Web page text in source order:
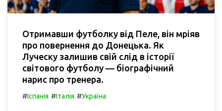
Отримавши футболку від Пеле, він мріяв
про повернення до Донецька. Як
Луческу залишив свій слід в історії
світового футболу — біографічний
нарис про тренера.
#Іспанія #Італія #Україна